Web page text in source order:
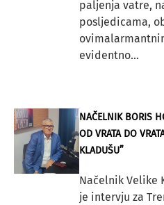
paljenja vatre,
posljedicama,
evidentno...
NAČELNIK BORIS
OD VRATA DO
KLADUŠU”
Načelnik Velike
je intervju za